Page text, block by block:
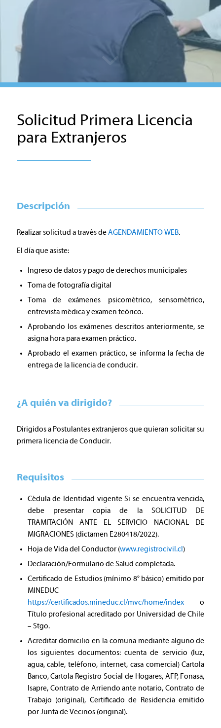
Solicitud Primera Licencia
para Extranjeros
Descripción
Realizar solicitud a través deAGENDAMIENTO WEB.
El día que asiste:
Ingreso de datos y pago de derechos municipales
Toma de fotografía digital
Toma de exámenes psicométrico, sensométrico,
entrevista médica y examen teórico.
Aprobando los exámenes descritos anteriormente, se
asigna hora para examen práctico.
Aprobado el examen práctico, se informa la fecha de
entrega de la licencia de conducir.
¿A quién va dirigido?
Dirigidos a Postulantes extranjeros que quieran solicitar su
primera licencia de Conducir.
Requisitos
Cédula de Identidad vigente Si se encuentra vencida,
debe presentar copia de la SOLICITUD DE
TRAMITACIÓN ANTE EL SERVICIO NACIONAL DE
MIGRACIONES (dictamen E280418/2022).
Hoja de Vida del Conductor (www.registrocivil.cl )
Declaración/Formulario de Salud completada.
Certificado de Estudios (mínimo 8° básico) emitido por
MINEDUC
https://certificados.mineduc.cl/mvc/home/indexo
Título profesional acreditado por Universidad de Chile
– Stgo.
Acreditar domicilio en la comuna mediante alguno de
los siguientes documentos: cuenta de servicio (luz,
agua, cable, teléfono, internet, casa comercial) Cartola
Banco, Cartola Registro Social de Hogares, AFP, Fonasa,
Isapre, Contrato de Arriendo ante notario, Contrato de
Trabajo (original), Certificado de Residencia emitido
por Junta de Vecinos (original).